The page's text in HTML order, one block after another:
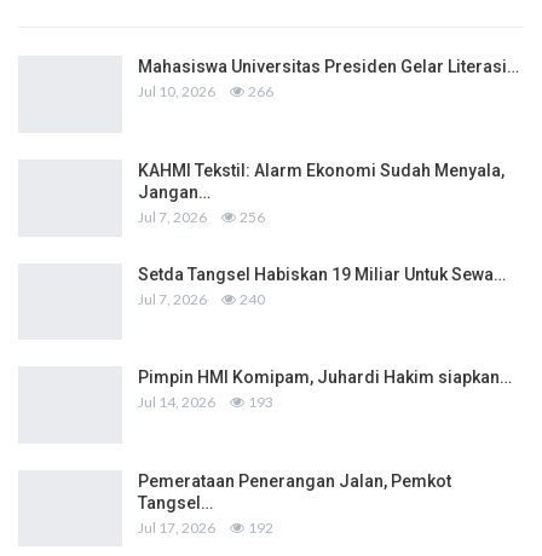
Mahasiswa Universitas Presiden Gelar Literasi…
Jul 10, 2026 266
KAHMI Tekstil: Alarm Ekonomi Sudah Menyala,
Jangan…
Jul 7, 2026 256
Setda Tangsel Habiskan 19 Miliar Untuk Sewa…
Jul 7, 2026 240
Pimpin HMI Komipam, Juhardi Hakim siapkan…
Jul 14, 2026 193
Pemerataan Penerangan Jalan, Pemkot
Tangsel…
Jul 17, 2026 192